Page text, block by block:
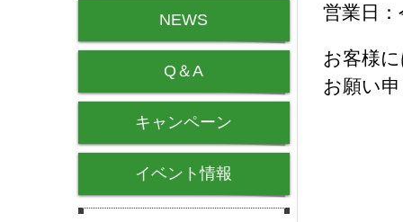
営業日
お客様
お願い
NEWS
Q＆A
キャンペーン
イベント情報